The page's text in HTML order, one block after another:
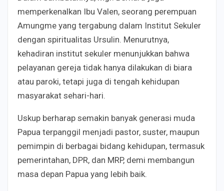
memperkenalkan Ibu Valen, seorang perempuan
Amungme yang tergabung dalam Institut Sekuler
dengan spiritualitas Ursulin. Menurutnya,
kehadiran institut sekuler menunjukkan bahwa
pelayanan gereja tidak hanya dilakukan di biara
atau paroki, tetapi juga di tengah kehidupan
masyarakat sehari-hari.
Uskup berharap semakin banyak generasi muda
Papua terpanggil menjadi pastor, suster, maupun
pemimpin di berbagai bidang kehidupan, termasuk
pemerintahan, DPR, dan MRP, demi membangun
masa depan Papua yang lebih baik.